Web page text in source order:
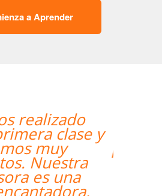
a Aprender
encontrado
nativo y
de mis
Swahili.””
Keller